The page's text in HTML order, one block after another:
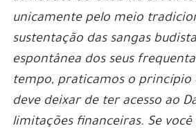
unicamente pelo meio
sustentação das sangas
espontânea dos seus
tempo, praticamos o princípio
deve deixar de ter acesso ao
limitações financeiras. Se